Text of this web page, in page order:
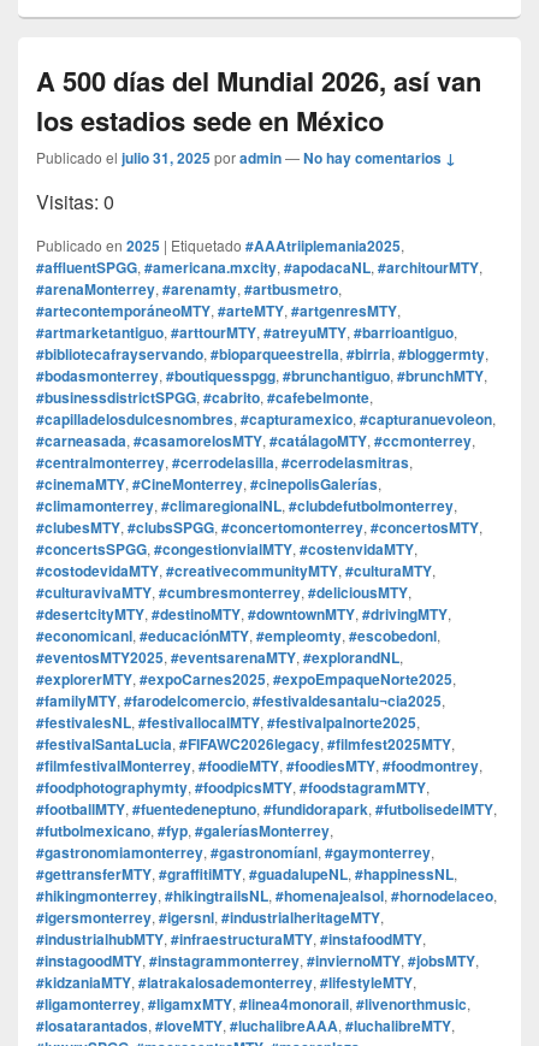
A 500 días del Mundial 2026, así van
los estadios sede en México
Publicado el julio 31, 2025poradmin—No hay comentarios ↓
Visitas: 0
Publicado en 2025 | Etiquetado #AAAtriiplemania2025,
#affluentSPGG, #americana.mxcity, #apodacaNL, #architourMTY,
#arenaMonterrey, #arenamty, #artbusmetro,
#artecontemporáneoMTY, #arteMTY, #artgenresMTY,
#artmarketantiguo, #arttourMTY, #atreyuMTY, #barrioantiguo,
#bibliotecafrayservando, #bioparqueestrella, #birria, #bloggermty,
#bodasmonterrey, #boutiquesspgg, #brunchantiguo, #brunchMTY,
#businessdistrictSPGG, #cabrito, #cafebelmonte,
#capilladelosdulcesnombres, #capturamexico, #capturanuevoleon,
#carneasada, #casamorelosMTY, #catálagoMTY, #ccmonterrey,
#centralmonterrey, #cerrodelasilla, #cerrodelasmitras,
#cinemaMTY, #CineMonterrey, #cinepolisGalerías,
#climamonterrey, #climaregionalNL, #clubdefutbolmonterrey,
#clubesMTY, #clubsSPGG, #concertomonterrey, #concertosMTY,
#concertsSPGG, #congestionvialMTY, #costenvidaMTY,
#costodevidaMTY, #creativecommunityMTY, #culturaMTY,
#culturavivaMTY, #cumbresmonterrey, #deliciousMTY,
#desertcityMTY, #destinoMTY, #downtownMTY, #drivingMTY,
#economicanl, #educaciónMTY, #empleomty, #escobedonl,
#eventosMTY2025, #eventsarenaMTY, #explorandNL,
#explorerMTY, #expoCarnes2025, #expoEmpaqueNorte2025,
#familyMTY, #farodelcomercio, #festivaldesantalu¬cia2025,
#festivalesNL, #festivallocalMTY, #festivalpalnorte2025,
#festivalSantaLucia, #FIFAWC2026legacy, #filmfest2025MTY,
#filmfestivalMonterrey, #foodieMTY, #foodiesMTY, #foodmontrey,
#foodphotographymty, #foodpicsMTY, #foodstagramMTY,
#footballMTY, #fuentedeneptuno, #fundidorapark, #futbolisedelMTY,
#futbolmexicano, #fyp, #galeríasMonterrey,
#gastronomiamonterrey, #gastronomíanl, #gaymonterrey,
#gettransferMTY, #graffitiMTY, #guadalupeNL, #happinessNL,
#hikingmonterrey, #hikingtrailsNL, #homenajealsol, #hornodelaceo,
#igersmonterrey, #igersnl, #industrialheritageMTY,
#industrialhubMTY, #infraestructuraMTY, #instafoodMTY,
#instagoodMTY, #instagrammonterrey, #inviernoMTY, #jobsMTY,
#kidzaniaMTY, #latrakalosademonterrey, #lifestyleMTY,
#ligamonterrey, #ligamxMTY, #linea4monorail, #livenorthmusic,
#losatarantados, #loveMTY, #luchalibreAAA, #luchalibreMTY,